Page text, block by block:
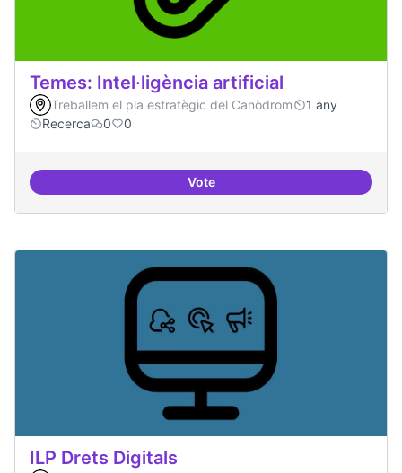
Temes: Intel·ligència artificial
Treballem el pla estratègic del Canòdrom
1 any
Recerca
0 0
VoteTemes: Intel·ligència artificial
ILP Drets Digitals